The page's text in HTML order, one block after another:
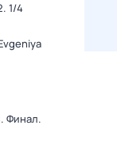
1/4
Финал.